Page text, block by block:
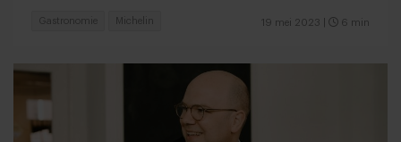
19 mei 2023 6 min
Gastronomie Michelin